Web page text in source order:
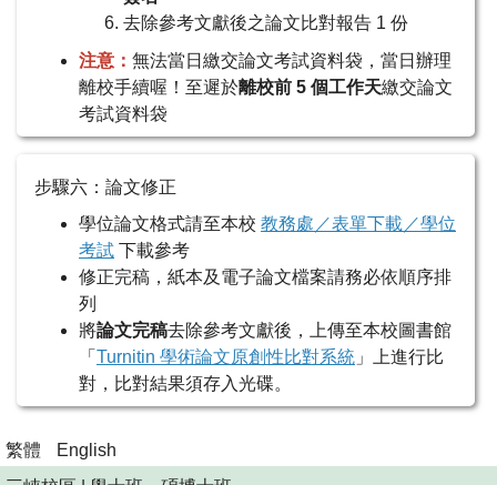
去除參考文獻後之論文比對報告 1 份
注意： 無法當日繳交論文考試資料袋，當日辦理
離校手續喔！至遲於離校前 5 個工作天繳交論文
考試資料袋
步驟六：論文修正
學位論文格式請至本校 教務處／表單下載／學位
考試 下載參考
修正完稿，紙本及電子論文檔案請務必依順序排
列
將論文完稿去除參考文獻後，上傳至本校圖書館
「 Turnitin 學術論文原創性比對系統 」上進行比
對，比對結果須存入光碟。
繁體
English